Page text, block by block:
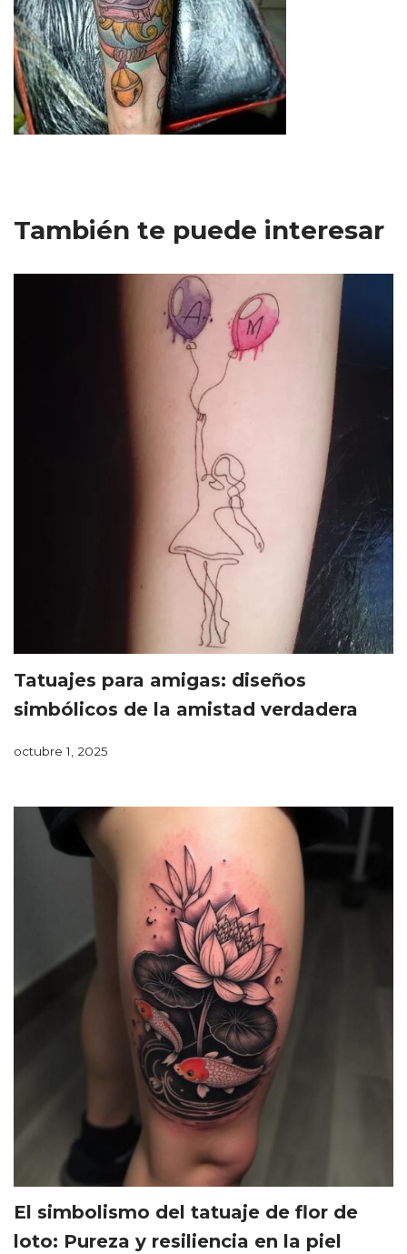
También te puede interesar
Tatuajes para amigas: diseños
simbólicos de la amistad verdadera
octubre 1, 2025
El simbolismo del tatuaje de flor de
loto: Pureza y resiliencia en la piel